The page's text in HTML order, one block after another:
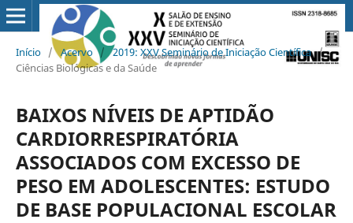
Início / Acervo / 2019: XXV Seminário de Iniciação Científica /
Ciências Biológicas e da Saúde
BAIXOS NÍVEIS DE APTIDÃO
CARDIORRESPIRATÓRIA
ASSOCIADOS COM EXCESSO DE
PESO EM ADOLESCENTES: ESTUDO
DE BASE POPULACIONAL ESCOLAR